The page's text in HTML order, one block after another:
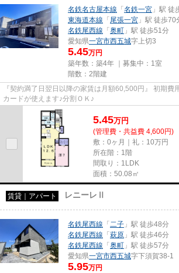
名鉄名古屋本線 「 名鉄一宮 」駅 徒
東海道本線 「 尾張一宮 」駅 徒歩70
名鉄尾西線 「 奥町 」駅 徒歩51分
愛知県一宮市西五城字上切3
5.45万円
築年数：築4年 ｜募集中： 1室
階数：2階建
『契約満了日翌日以降の家賃は月額60,500円』 初期費
カードが使えます♪分割ＯＫ♪
5.45万円
(管理費・共益費 4,600円)
敷：0ヶ月｜礼：10万円
所在階：1階
間取り：1LDK
面積：50.08㎡
賃貸｜アパート レニーレⅡ
名鉄尾西線 「 二子 」駅 徒歩48分
名鉄尾西線 「 萩原 」駅 徒歩46分
名鉄尾西線 「 奥町 」駅 徒歩57分
愛知県一宮市西五城字下須賀38-1
5.95万円